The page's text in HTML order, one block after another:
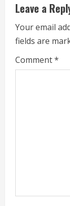
R
e
a
Leave a
Your email
fields are
Comment*